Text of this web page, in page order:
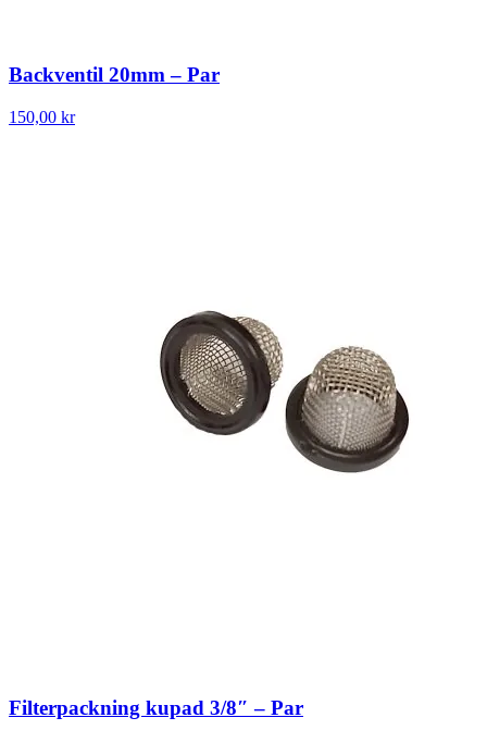
Backventil 20mm – Par
150,00 kr
Filterpackning kupad 3/8″ – Par